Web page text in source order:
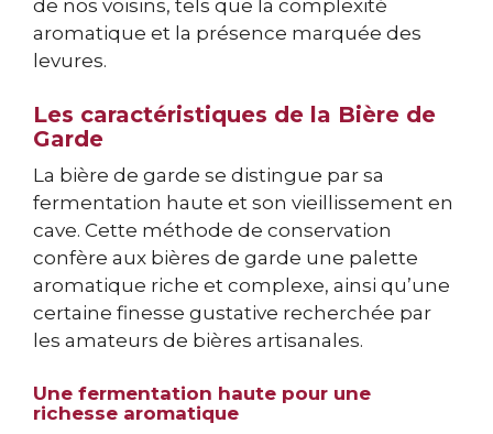
de nos voisins, tels que la complexité
aromatique et la présence marquée des
levures.
Les caractéristiques de la Bière de
Garde
La bière de garde se distingue par sa
fermentation haute et son vieillissement en
cave. Cette méthode de conservation
confère aux bières de garde une palette
aromatique riche et complexe, ainsi qu’une
certaine finesse gustative recherchée par
les amateurs de bières artisanales.
Une fermentation haute pour une
richesse aromatique